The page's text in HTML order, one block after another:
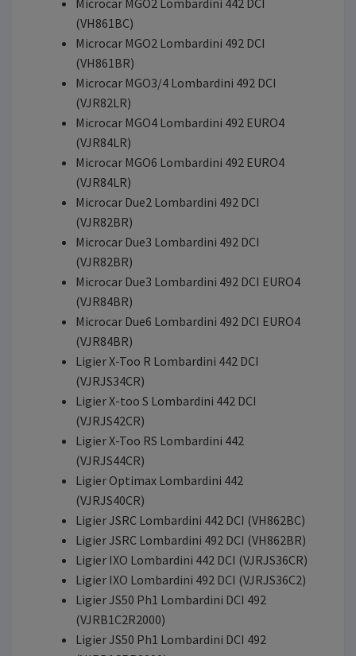
Microcar MGO2 Lombardini 442 DCI
(VH861BC)
Microcar MGO2 Lombardini 492 DCI
(VH861BR)
Microcar MGO3/4 Lombardini 492 DCI
(VJR82LR)
Microcar MGO4 Lombardini 492 EURO4
(VJR84LR)
Microcar MGO6 Lombardini 492 EURO4
(VJR84LR)
Microcar Due2 Lombardini 492 DCI
(VJR82BR)
Microcar Due3 Lombardini 492 DCI
(VJR82BR)
Microcar Due3 Lombardini 492 DCI EURO4
(VJR84BR)
Microcar Due6 Lombardini 492 DCI EURO4
(VJR84BR)
Ligier X-Too R Lombardini 442 DCI
(VJRJS34CR)
Ligier X-too S Lombardini 442 DCI
(VJRJS42CR)
Ligier X-Too RS Lombardini 442
(VJRJS44CR)
Ligier Optimax Lombardini 442
(VJRJS40CR)
Ligier JSRC Lombardini 442 DCI (VH862BC)
Ligier JSRC Lombardini 492 DCI (VH862BR)
Ligier IXO Lombardini 442 DCI (VJRJS36CR)
Ligier IXO Lombardini 492 DCI (VJRJS36C2)
Ligier JS50 Ph1 Lombardini DCI 492
(VJRB1C2R2000)
Ligier JS50 Ph1 Lombardini DCI 492